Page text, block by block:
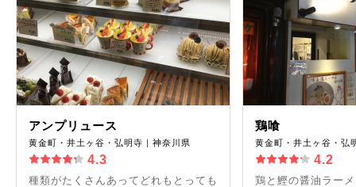
アンプリュース
黄金町・井土ヶ谷・弘明寺｜神奈川県
4.3
種類がたくさんあってどれもとっても
鶏喰
黄金町・井土ヶ谷・弘
4.2
鶏と鰹の醤油ラー